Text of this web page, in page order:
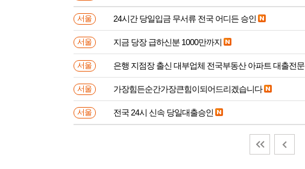
서울 24시간 당일입금 무서류 전국 어디든 승인
서울 지금 당장 급하신분 1000만까지
서울 은행 지점장 출신 대부업체 전국부동산 아파트 대출전문
서울 가장힘든순간가장큰힘이되어드리겠습니다
서울 전국 24시 신속 당일대출승인